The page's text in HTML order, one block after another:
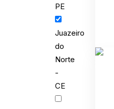
PE
Juazeiro
do
Norte
-
CE